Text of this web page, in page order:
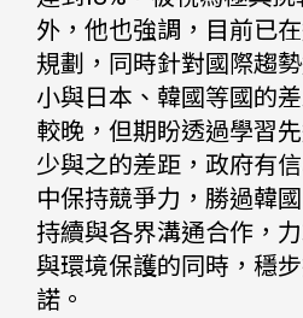
外，他也強調，目前已
規劃，同時針對國際趨
小與日本、韓國等國的
較晚，但期盼透過學習
少與之的差距，政府有
中保持競爭力，勝過韓
持續與各界溝通合作，
與環境保護的同時，穩
諾。